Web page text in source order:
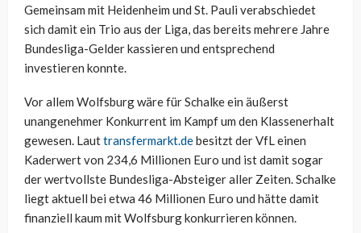
Gemeinsam mit Heidenheim und St. Pauli verabschiedet
sich damit ein Trio aus der Liga, das bereits mehrere Jahre
Bundesliga-Gelder kassieren und entsprechend
investieren konnte.
Vor allem Wolfsburg wäre für Schalke ein äußerst
unangenehmer Konkurrent im Kampf um den Klassenerhalt
gewesen. Lauttransfermarkt.debesitzt der VfL einen
Kaderwert von 234,6 Millionen Euro und ist damit sogar
der wertvollste Bundesliga-Absteiger aller Zeiten. Schalke
liegt aktuell bei etwa 46 Millionen Euro und hätte damit
finanziell kaum mit Wolfsburg konkurrieren können.